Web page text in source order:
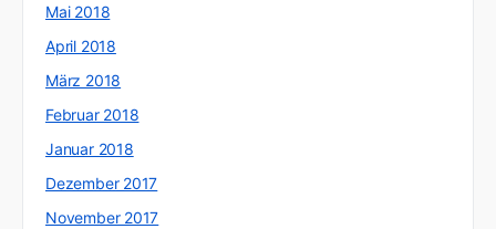
Mai 2018
April 2018
März 2018
Februar 2018
Januar 2018
Dezember 2017
November 2017